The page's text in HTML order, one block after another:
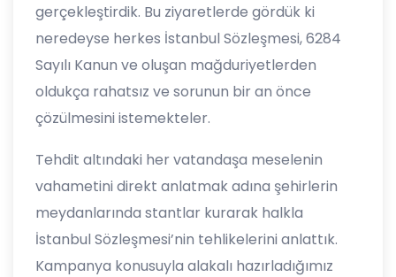
gerçekleştirdik. Bu ziyaretlerde gördük ki
neredeyse herkes İstanbul Sözleşmesi, 6284
Sayılı Kanun ve oluşan mağduriyetlerden
oldukça rahatsız ve sorunun bir an önce
çözülmesini istemekteler.
Tehdit altındaki her vatandaşa meselenin
vahametini direkt anlatmak adına şehirlerin
meydanlarında stantlar kurarak halkla
İstanbul Sözleşmesi’nin tehlikelerini anlattık.
Kampanya konusuyla alakalı hazırladığımız